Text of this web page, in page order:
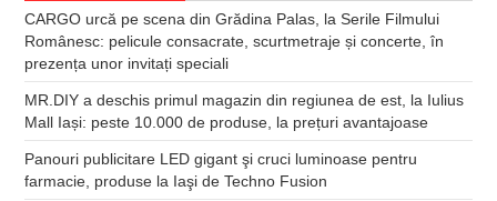
CARGO urcă pe scena din Grădina Palas, la Serile Filmului
Românesc: pelicule consacrate, scurtmetraje și concerte, în
prezența unor invitați speciali
MR.DIY a deschis primul magazin din regiunea de est, la Iulius
Mall Iași: peste 10.000 de produse, la prețuri avantajoase
Panouri publicitare LED gigant şi cruci luminoase pentru
farmacie, produse la Iaşi de Techno Fusion